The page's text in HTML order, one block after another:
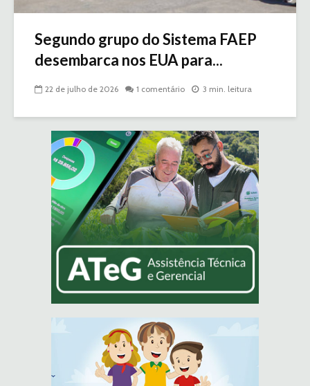
Segundo grupo do Sistema FAEP
desembarca nos EUA para...
22 de julho de 2026 1 comentário 3 min. leitura